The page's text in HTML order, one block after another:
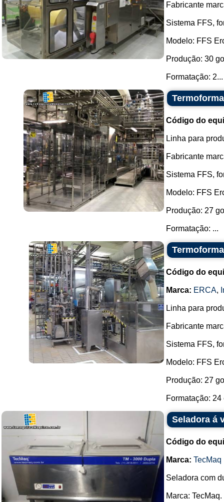
Fabricante
Sistema FFS,
Modelo: FFS
Produção: 30
Formatação: 2...
Código do
Linha para
Fabricante
Sistema FFS,
Modelo: FFS
Produção: 27
Formatação: ...
Código do
Marca: ERCA,
Linha para
Fabricante
Sistema FFS,
Modelo: FFS
Produção: 27
Formatação: 24
Seladora á
Código do
Marca: TecMaq
Seladora com
Marca: TecMaq.